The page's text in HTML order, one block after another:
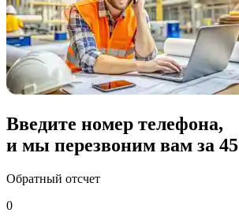
Введите номер телефона,
и мы перезвоним вам за 45
Обратный отсчет
0